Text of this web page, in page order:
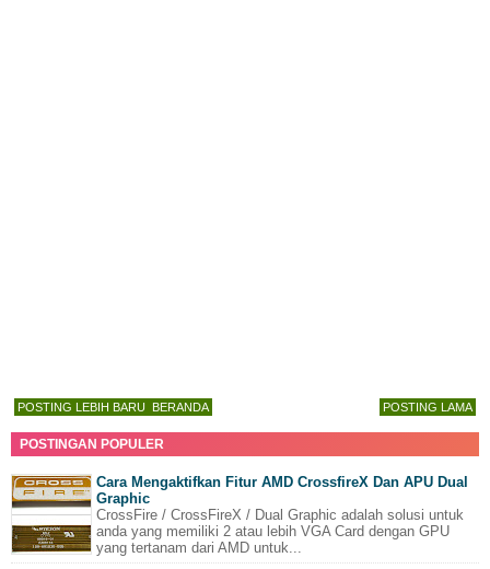
POSTING LEBIH BARU POSTING LAMA
BERANDA
POSTINGAN POPULER
Cara Mengaktifkan Fitur AMD CrossfireX Dan APU Dual
Graphic
CrossFire / CrossFireX / Dual Graphic adalah solusi untuk
anda yang memiliki 2 atau lebih VGA Card dengan GPU
yang tertanam dari AMD untuk...